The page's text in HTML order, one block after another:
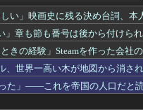
部流れていく！」...
フ
れた理由」
ハ
国人「賞賛を惜し...
じ
あ
ニ
奮！（海外の反...
海
い」映画史に残る決め台詞、
」章も節も番号は後から付けら
きの経験」Steamを作った会社
、世界一高い木が地図から消さ
た」——これを帝国の人口だと